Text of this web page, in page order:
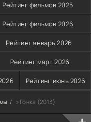
Рейтинг фильмов 2025
Рейтинг фильмов 2026
Рейтинг январь 2026
Рейтинг март 2026
Рейтинг июнь 2026
» Гонка (2013)